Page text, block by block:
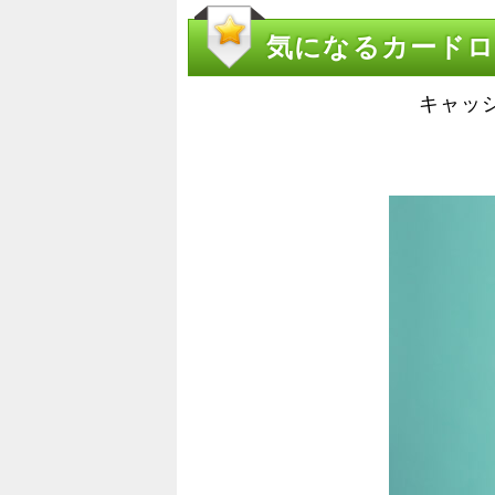
気になるカード
キャッ